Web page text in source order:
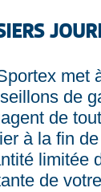
met
de
de
à la fin
limitée
de